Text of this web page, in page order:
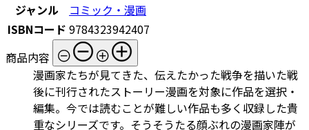
ジャンル
コミック・漫画
ISBNコード 9784323942407
商品内容
漫画家たちが見てきた、伝えたかった戦争を描いた戦
後に刊行されたストーリー漫画を対象に作品を選択・
編集。今では読むことが難しい作品も多く収録した貴
重なシリーズです。そうそうたる顔ぶれの漫画家陣が